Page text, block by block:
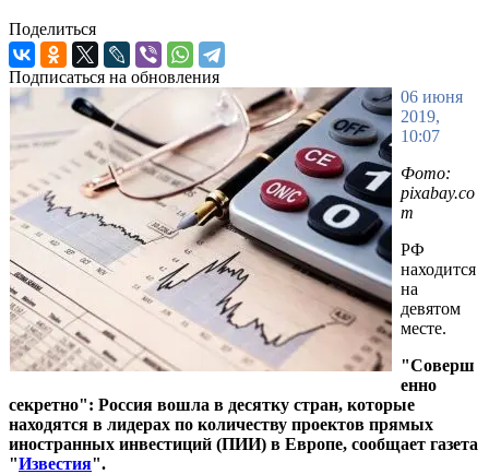
Поделиться
Подписаться на обновления
06 июня
2019,
10:07
Фото:
pixabay.co
m
РФ
находится
на
девятом
месте.
"Соверш
енно
секретно": Россия вошла в десятку стран, которые
находятся в лидерах по количеству проектов прямых
иностранных инвестиций (ПИИ) в Европе, сообщает газета
"Известия".